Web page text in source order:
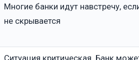
Многие банки идут навстречу,
не скрывается